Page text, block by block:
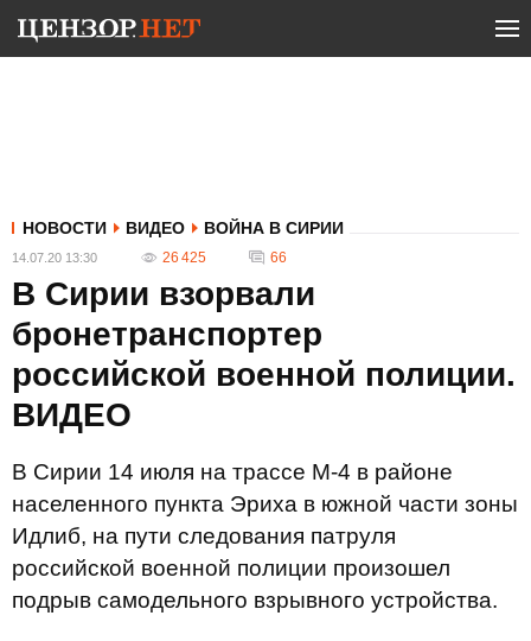
НОВОСТИ ВИДЕО ВОЙНА В СИРИИ
14.07.20 13:30 26 425 66
В Сирии взорвали
бронетранспортер
российской военной полиции.
ВИДЕО
В Сирии 14 июля на трассе М-4 в районе
населенного пункта Эриха в южной части зоны
Идлиб, на пути следования патруля
российской военной полиции произошел
подрыв самодельного взрывного устройства.